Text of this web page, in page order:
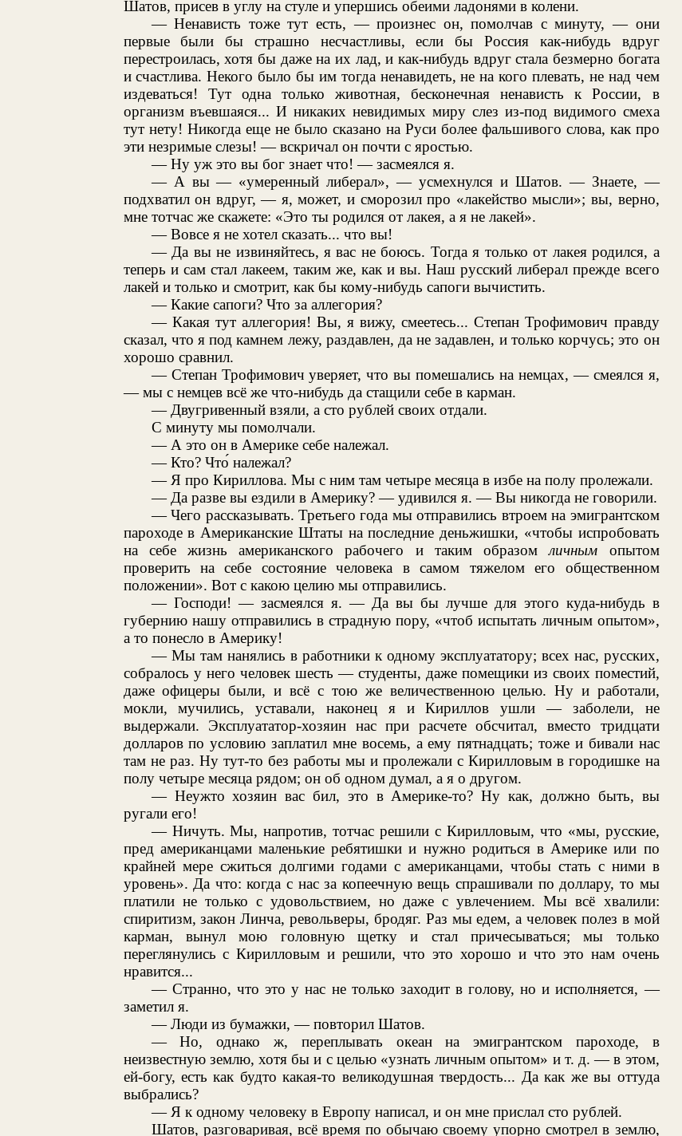
Шатов, присев в углу на стуле и упершись обеими ладонями в колени.
— Ненависть тоже тут есть, — произнес он, помолчав с минуту, — они
первые были бы страшно несчастливы, если бы Россия как-нибудь вдруг
перестроилась, хотя бы даже на их лад, и как-нибудь вдруг стала безмерно богата
и счастлива. Некого было бы им тогда ненавидеть, не на кого плевать, не над чем
издеваться! Тут одна только животная, бесконечная ненависть к России, в
организм въевшаяся... И никаких невидимых миру слез из-под видимого смеха
тут нету! Никогда еще не было сказано на Руси более фальшивого слова, как про
эти незримые слезы! — вскричал он почти с яростью.
— Ну уж это вы бог знает что! — засмеялся я.
— А вы — «умеренный либерал», — усмехнулся и Шатов. — Знаете, —
подхватил он вдруг, — я, может, и сморозил про «лакейство мысли»; вы, верно,
мне тотчас же скажете: «Это ты родился от лакея, а я не лакей».
— Вовсе я не хотел сказать... что вы!
— Да вы не извиняйтесь, я вас не боюсь. Тогда я только от лакея родился, а
теперь и сам стал лакеем, таким же, как и вы. Наш русский либерал прежде всего
лакей и только и смотрит, как бы кому-нибудь сапоги вычистить.
— Какие сапоги? Что за аллегория?
— Какая тут аллегория! Вы, я вижу, смеетесь... Степан Трофимович правду
сказал, что я под камнем лежу, раздавлен, да не задавлен, и только корчусь; это он
хорошо сравнил.
— Степан Трофимович уверяет, что вы помешались на немцах, — смеялся я,
— мы с немцев всё же что-нибудь да стащили себе в карман.
— Двугривенный взяли, а сто рублей своих отдали.
С минуту мы помолчали.
— А это он в Америке себе належал.
— Кто? Что́ належал?
— Я про Кириллова. Мы с ним там четыре месяца в избе на полу пролежали.
— Да разве вы ездили в Америку? — удивился я. — Вы никогда не говорили.
— Чего рассказывать. Третьего года мы отправились втроем на эмигрантском
пароходе в Американские Штаты на последние деньжишки, «чтобы испробовать
на себе жизнь американского рабочего и таким образомличным опытом
проверить на себе состояние человека в самом тяжелом его общественном
положении». Вот с какою целию мы отправились.
— Господи! — засмеялся я. — Да вы бы лучше для этого куда-нибудь в
губернию нашу отправились в страдную пору, «чтоб испытать личным опытом»,
а то понесло в Америку!
— Мы там нанялись в работники к одному эксплуататору; всех нас, русских,
собралось у него человек шесть — студенты, даже помещики из своих поместий,
даже офицеры были, и всё с тою же величественною целью. Ну и работали,
мокли, мучились, уставали, наконец я и Кириллов ушли — заболели, не
выдержали. Эксплуататор-хозяин нас при расчете обсчитал, вместо тридцати
долларов по условию заплатил мне восемь, а ему пятнадцать; тоже и бивали нас
там не раз. Ну тут-то без работы мы и пролежали с Кирилловым в городишке на
полу четыре месяца рядом; он об одном думал, а я о другом.
— Неужто хозяин вас бил, это в Америке-то? Ну как, должно быть, вы
ругали его!
— Ничуть. Мы, напротив, тотчас решили с Кирилловым, что «мы, русские,
пред американцами маленькие ребятишки и нужно родиться в Америке или по
крайней мере сжиться долгими годами с американцами, чтобы стать с ними в
уровень». Да что: когда с нас за копеечную вещь спрашивали по доллару, то мы
платили не только с удовольствием, но даже с увлечением. Мы всё хвалили:
спиритизм, закон Линча, револьверы, бродяг. Раз мы едем, а человек полез в мой
карман, вынул мою головную щетку и стал причесываться; мы только
переглянулись с Кирилловым и решили, что это хорошо и что это нам очень
нравится...
— Странно, что это у нас не только заходит в голову, но и исполняется, —
заметил я.
— Люди из бумажки, — повторил Шатов.
— Но, однако ж, переплывать океан на эмигрантском пароходе, в
неизвестную землю, хотя бы и с целью «узнать личным опытом» и т. д. — в этом,
ей-богу, есть как будто какая-то великодушная твердость... Да как же вы оттуда
выбрались?
— Я к одному человеку в Европу написал, и он мне прислал сто рублей.
Шатов, разговаривая, всё время по обычаю своему упорно смотрел в землю,